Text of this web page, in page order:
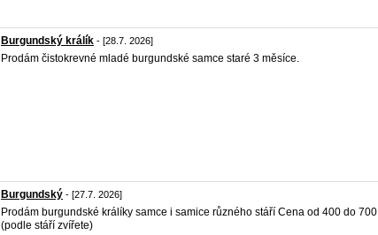
Burgundský králík - [28.7. 2026]
Prodám čistokrevné mladé burgundské samce staré 3 měsíce.
Burgundský - [27.7. 2026]
Prodám burgundské králíky samce i samice různého stáří Cena od 400 do 700
(podle stáří zvířete)